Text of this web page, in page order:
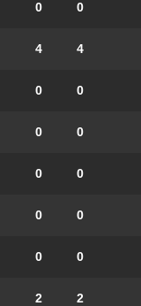
0
0
4
4
0
0
0
0
0
0
0
0
0
0
2
2